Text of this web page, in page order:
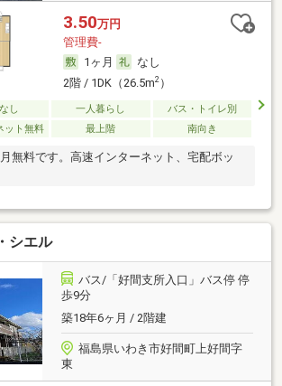
3.50万円
管理費-
1ヶ月
なし
2階 / 1DK（26.5m2）
し 一人暮らし
バス・トイレ別
ット無料
最上階 南向き
無料です。高速インターネット、宅配ボッ
シエル
バス/「好間支所入口」バス停 停
歩9分
築18年6ヶ月 / 2階建
福島県いわき市好間町上好間字
東